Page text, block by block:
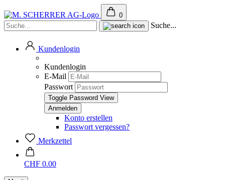
0
Suche...
Kundenlogin
Kundenlogin
E-Mail
Passwort
Toggle Password View
Konto erstellen
Passwort vergessen?
Merkzettel
CHF 0.00